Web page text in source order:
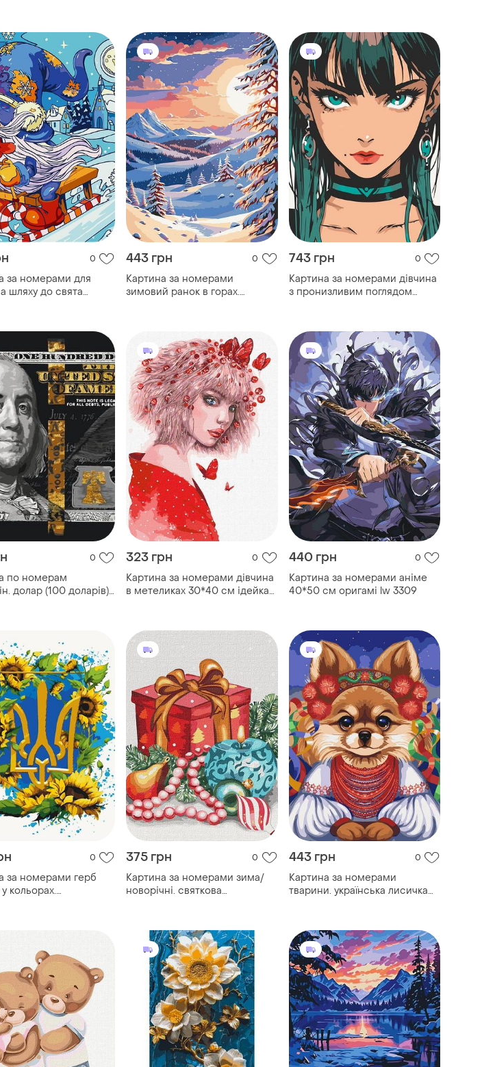
0
за номерами для
шляху до свята
443 грн 0
Картина за номерами
зимовий ранок в горах.
743 грн 0
Картина за номерами дівчина
з пронизливим поглядом
0
по номерам
долар (100 доларів).
323 грн 0
Картина за номерами дівчина
в метеликах 30*40 см ідейка
440 грн 0
Картина за номерами аніме
40*50 см оригамі lw 3309
0
за номерами герб
у кольорах.
375 грн 0
Картина за номерами зима/
новорічні. святкова
443 грн 0
Картина за номерами
тварини. українська лисичка